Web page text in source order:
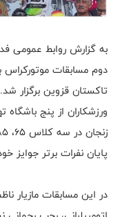
به گزارش روابط عمومی
تاکستان قزوین برگزار شد.
ورزشکاران از پنج باشگاه
پایان نفرات برتر جوایز
در این مسابقات مازیار